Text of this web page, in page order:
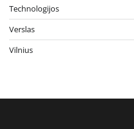
Technologijos
Verslas
Vilnius